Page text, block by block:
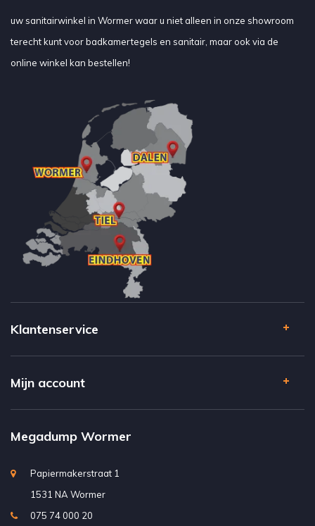
uw sanitairwinkel in Wormer waar u niet alleen in onze showroom
terecht kunt voor badkamertegels en sanitair, maar ook via de
online winkel kan bestellen!
Klantenservice
Mijn account
Megadump Wormer
Papiermakerstraat 1
1531 NA Wormer
075 74 000 20